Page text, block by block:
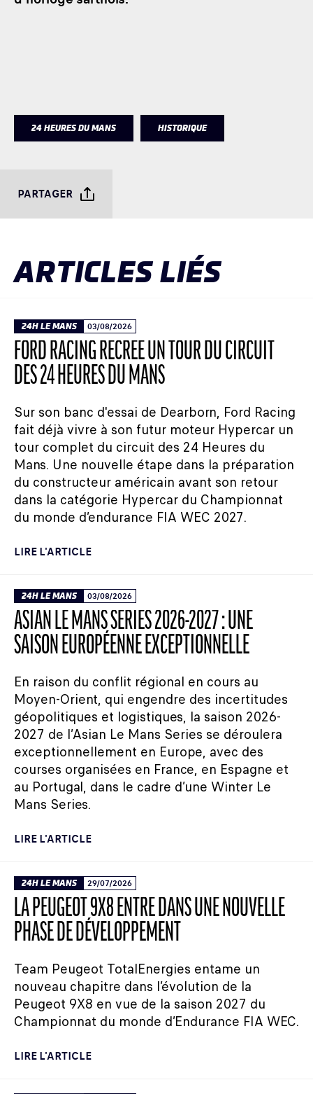
24 HEURES DU MANS HISTORIQUE
PARTAGER
ARTICLES LIÉS
24H LE MANS 03/08/2026
FORD RACING RECRÉE UN TOUR DU CIRCUIT
DES 24 HEURES DU MANS
Sur son banc d'essai de Dearborn, Ford Racing
fait déjà vivre à son futur moteur Hypercar un
tour complet du circuit des 24 Heures du
Mans. Une nouvelle étape dans la préparation
du constructeur américain avant son retour
dans la catégorie Hypercar du Championnat
du monde d’endurance FIA WEC 2027.
LIRE L'ARTICLE
24H LE MANS 03/08/2026
ASIAN LE MANS SERIES 2026-2027 : UNE
SAISON EUROPÉENNE EXCEPTIONNELLE
En raison du conflit régional en cours au
Moyen-Orient, qui engendre des incertitudes
géopolitiques et logistiques, la saison 2026-
2027 de l’Asian Le Mans Series se déroulera
exceptionnellement en Europe, avec des
courses organisées en France, en Espagne et
au Portugal, dans le cadre d’une Winter Le
Mans Series.
LIRE L'ARTICLE
24H LE MANS 29/07/2026
LA PEUGEOT 9X8 ENTRE DANS UNE NOUVELLE
PHASE DE DÉVELOPPEMENT
Team Peugeot TotalEnergies entame un
nouveau chapitre dans l’évolution de la
Peugeot 9X8 en vue de la saison 2027 du
Championnat du monde d’Endurance FIA WEC.
LIRE L'ARTICLE